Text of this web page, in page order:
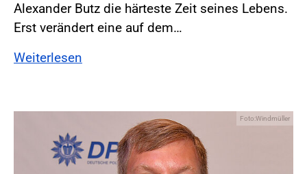
Alexander Butz die härteste Zeit seines Lebens.
Erst verändert eine auf dem…
Weiterlesen
Foto:Windmüller